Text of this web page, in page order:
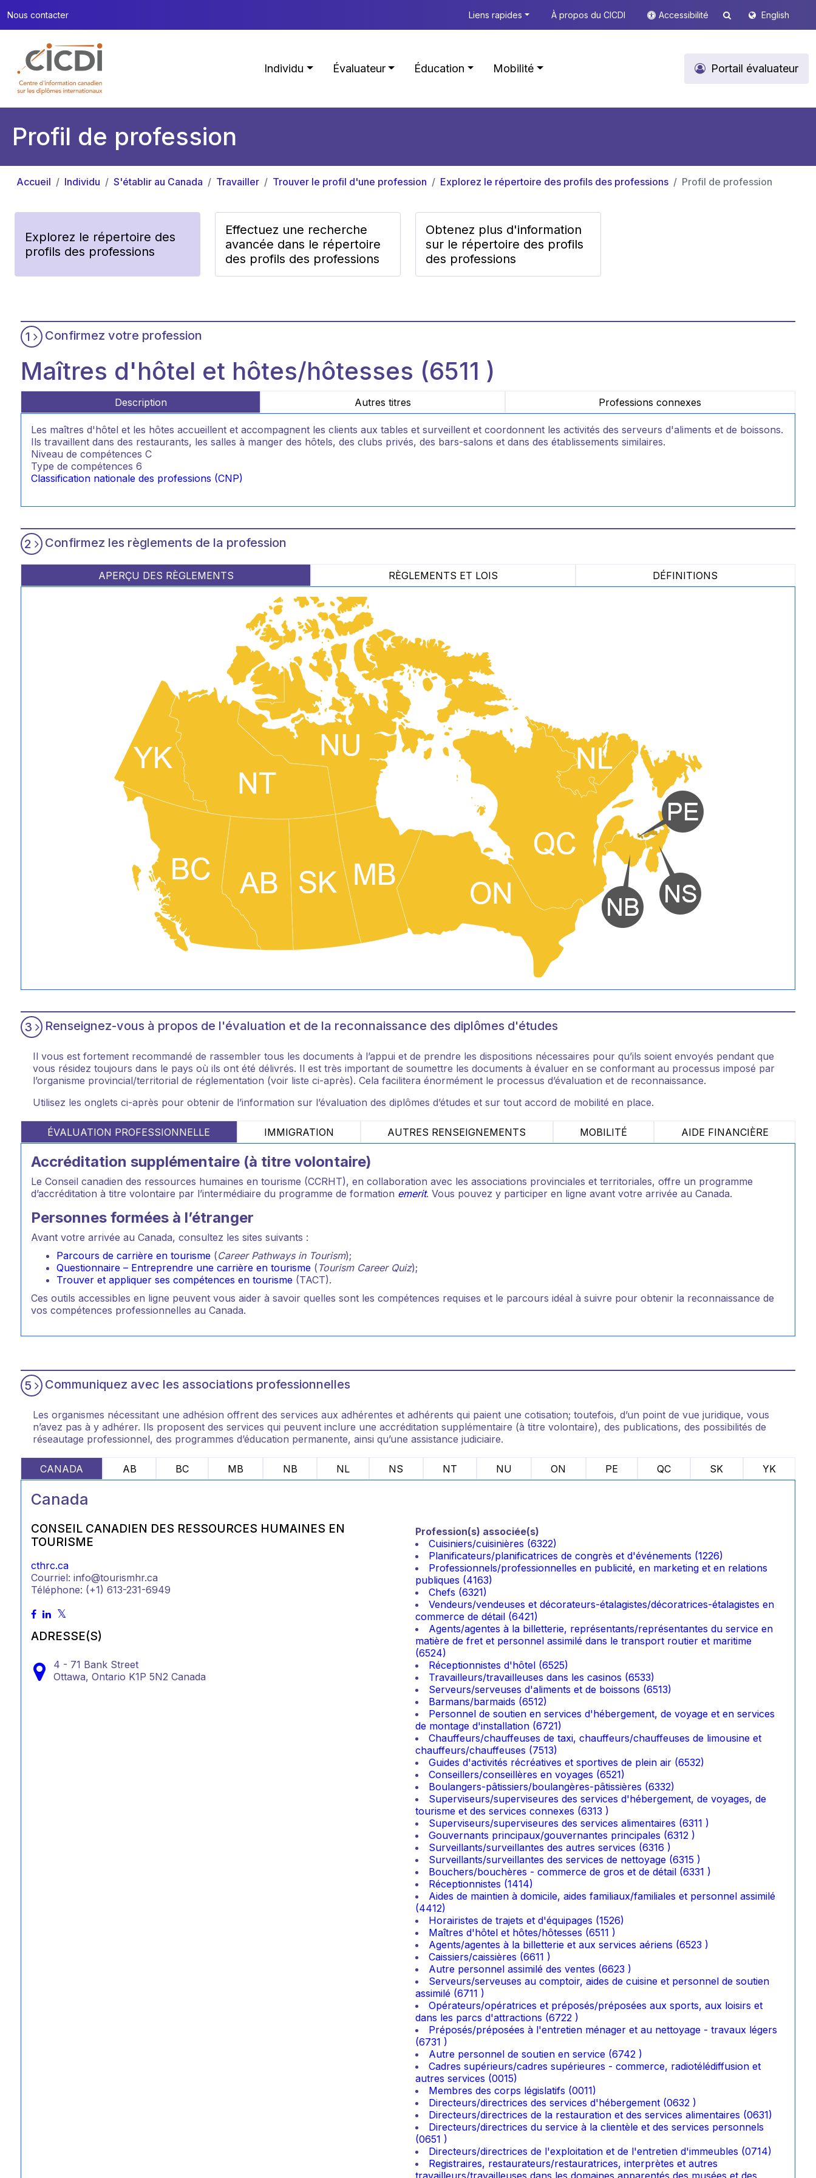
Nous contacter Liens rapides À propos du CICDI Accessibilité English
Individu Évaluateur Éducation Mobilité Portail évaluateur
Profil de profession
Accueil Individu S'établir au Canada Travailler Trouver le profil d'une profession Explorez le répertoire des profils des professions Profil de profession
Explorez le répertoire des
profils des professions
Effectuez une recherche
avancée dans le répertoire
des profils des professions
Obtenez plus d'information
sur le répertoire des profils
des professions
1 Confirmez votre profession
Maîtres d'hôtel et hôtes/hôtesses (6511 )
Description Autres titres Professions connexes
Les maîtres d'hôtel et les hôtes accueillent et accompagnent les clients aux tables et surveillent et coordonnent les activités des serveurs d'aliments et de boissons.
Ils travaillent dans des restaurants, les salles à manger des hôtels, des clubs privés, des bars-salons et dans des établissements similaires.
Niveau de compétences C
Type de compétences 6
Classification nationale des professions (CNP)
2 Confirmez les règlements de la profession
APERÇU DES RÈGLEMENTS RÈGLEMENTS ET LOIS DÉFINITIONS
3 Renseignez-vous à propos de l'évaluation et de la reconnaissance des diplômes d'études
Il vous est fortement recommandé de rassembler tous les documents à l’appui et de prendre les dispositions nécessaires pour qu’ils soient envoyés pendant que
vous résidez toujours dans le pays où ils ont été délivrés. Il est très important de soumettre les documents à évaluer en se conformant au processus imposé par
l’organisme provincial/territorial de réglementation (voir liste ci-après). Cela facilitera énormément le processus d’évaluation et de reconnaissance.
Utilisez les onglets ci-après pour obtenir de l’information sur l’évaluation des diplômes d’études et sur tout accord de mobilité en place.
ÉVALUATION PROFESSIONNELLE IMMIGRATION AUTRES RENSEIGNEMENTS MOBILITÉ AIDE FINANCIÈRE
Accréditation supplémentaire (à titre volontaire)
Le Conseil canadien des ressources humaines en tourisme (CCRHT), en collaboration avec les associations provinciales et territoriales, offre un programme
d’accréditation à titre volontaire par l’intermédiaire du programme de formation emerit. Vous pouvez y participer en ligne avant votre arrivée au Canada.
Personnes formées à l’étranger
Avant votre arrivée au Canada, consultez les sites suivants :
Parcours de carrière en tourisme (Career Pathways in Tourism);
Questionnaire – Entreprendre une carrière en tourisme ( Tourism Career Quiz);
Trouver et appliquer ses compétences en tourisme (TACT).
Ces outils accessibles en ligne peuvent vous aider à savoir quelles sont les compétences requises et le parcours idéal à suivre pour obtenir la reconnaissance de
vos compétences professionnelles au Canada.
5 Communiquez avec les associations professionnelles
Les organismes nécessitant une adhésion offrent des services aux adhérentes et adhérents qui paient une cotisation; toutefois, d’un point de vue juridique, vous
n’avez pas à y adhérer. Ils proposent des services qui peuvent inclure une accréditation supplémentaire (à titre volontaire), des publications, des possibilités de
réseautage professionnel, des programmes d’éducation permanente, ainsi qu’une assistance judiciaire.
CANADA AB BC MB NB NL NS NT NU ON PE QC SK YK
Canada
CONSEIL CANADIEN DES RESSOURCES HUMAINES EN
TOURISME
cthrc.ca
Courriel: info@tourismhr.ca
Téléphone: (+1) 613-231-6949
ADRESSE(S)
4 - 71 Bank Street
Ottawa, Ontario K1P 5N2 Canada
Profession(s) associée(s)
Cuisiniers/cuisinières (6322)
Planificateurs/planificatrices de congrès et d'événements (1226)
Professionnels/professionnelles en publicité, en marketing et en relations
publiques (4163)
Chefs (6321)
Vendeurs/vendeuses et décorateurs-étalagistes/décoratrices-étalagistes en
commerce de détail (6421)
Agents/agentes à la billetterie, représentants/représentantes du service en
matière de fret et personnel assimilé dans le transport routier et maritime
(6524)
Réceptionnistes d'hôtel (6525)
Travailleurs/travailleuses dans les casinos (6533)
Serveurs/serveuses d'aliments et de boissons (6513)
Barmans/barmaids (6512)
Personnel de soutien en services d'hébergement, de voyage et en services
de montage d'installation (6721)
Chauffeurs/chauffeuses de taxi, chauffeurs/chauffeuses de limousine et
chauffeurs/chauffeuses (7513)
Guides d'activités récréatives et sportives de plein air (6532)
Conseillers/conseillères en voyages (6521)
Boulangers-pâtissiers/boulangères-pâtissières (6332)
Superviseurs/superviseures des services d'hébergement, de voyages, de
tourisme et des services connexes (6313 )
Superviseurs/superviseures des services alimentaires (6311 )
Gouvernants principaux/gouvernantes principales (6312 )
Surveillants/surveillantes des autres services (6316 )
Surveillants/surveillantes des services de nettoyage (6315 )
Bouchers/bouchères - commerce de gros et de détail (6331 )
Réceptionnistes (1414)
Aides de maintien à domicile, aides familiaux/familiales et personnel assimilé
(4412)
Horairistes de trajets et d'équipages (1526)
Maîtres d'hôtel et hôtes/hôtesses (6511 )
Agents/agentes à la billetterie et aux services aériens (6523 )
Caissiers/caissières (6611 )
Autre personnel assimilé des ventes (6623 )
Serveurs/serveuses au comptoir, aides de cuisine et personnel de soutien
assimilé (6711 )
Opérateurs/opératrices et préposés/préposées aux sports, aux loisirs et
dans les parcs d'attractions (6722 )
Préposés/préposées à l'entretien ménager et au nettoyage - travaux légers
(6731 )
Autre personnel de soutien en service (6742 )
Cadres supérieurs/cadres supérieures - commerce, radiotélédiffusion et
autres services (0015)
Membres des corps législatifs (0011)
Directeurs/directrices des services d'hébergement (0632 )
Directeurs/directrices de la restauration et des services alimentaires (0631)
Directeurs/directrices du service à la clientèle et des services personnels
(0651 )
Directeurs/directrices de l'exploitation et de l'entretien d'immeubles (0714)
Registraires, restaurateurs/restauratrices, interprètes et autres
travailleurs/travailleuses dans les domaines apparentés des musées et des